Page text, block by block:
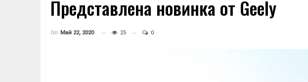
Представлена новинка от Geely
On Май 22, 2020 25 0